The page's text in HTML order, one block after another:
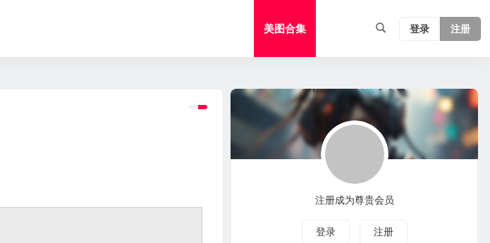
美图合集 登录 注册
注册成为尊贵会员
登录 注册